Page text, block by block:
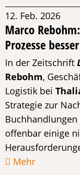
12. Feb. 2026
Marco
Prozesse
In der Zeitschrift
Rebohm,
Logistik bei
Strategie zur
offenbar einige
Mehr